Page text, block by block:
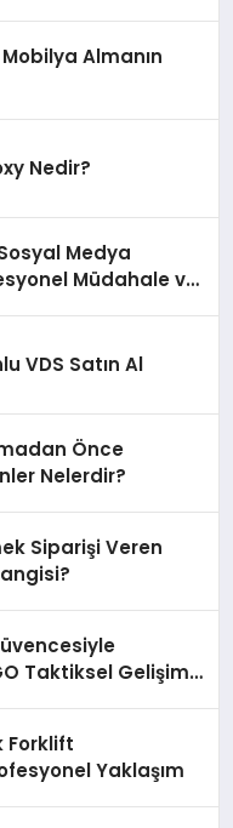
Almanın
Nedir?
Medya
Müdahale ve
VDS Satın Al
Önce
Nelerdir?
Siparişi Veren
Taktiksel Gelişim
Forklift
Yaklaşım